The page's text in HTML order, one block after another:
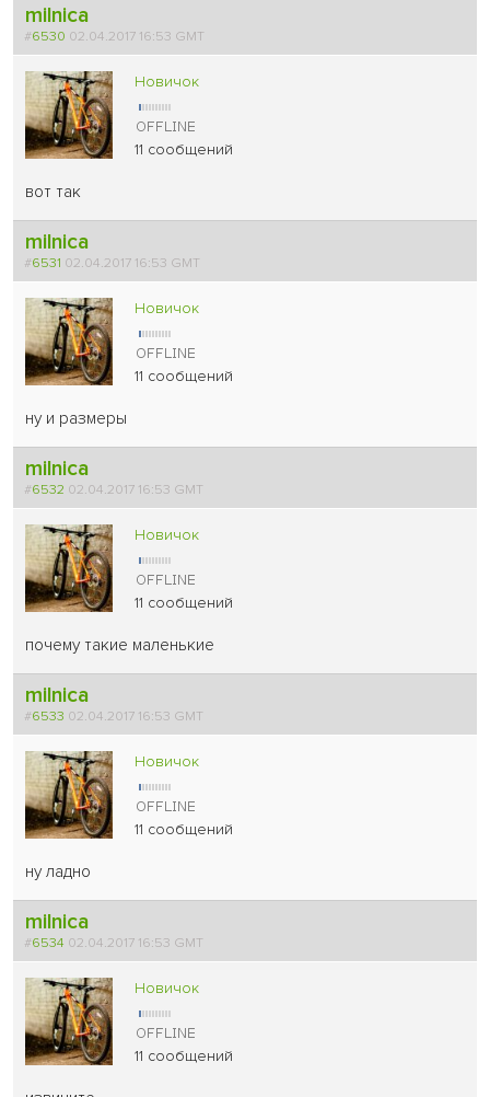
milnica
#6530 02.04.2017 16:53 GMT
Новичок
11 сообщений
вот так
milnica
#6531 02.04.2017 16:53 GMT
Новичок
11 сообщений
ну и размеры
milnica
#6532 02.04.2017 16:53 GMT
Новичок
11 сообщений
почему такие маленькие
milnica
#6533 02.04.2017 16:53 GMT
Новичок
11 сообщений
ну ладно
milnica
#6534 02.04.2017 16:53 GMT
Новичок
11 сообщений